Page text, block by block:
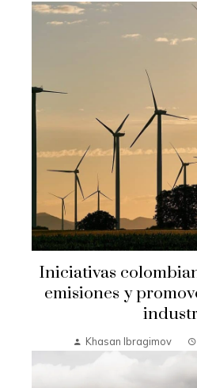
Iniciativas
emisiones y
Khasan Ibragimov